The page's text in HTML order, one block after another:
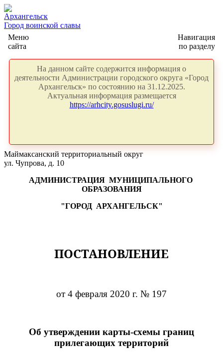
Архангельск
Город воинской славы
Меню
сайта
Навигация
по разделу
На данном сайте содержится информация о
деятельности Администрации городского округа «Город
Архангельск» по состоянию на 31.12.2025.
Актуальная информация размещается
https://arhcity.gosuslugi.ru/
Маймаксанский территориальный округ
ул. Чупрова, д. 10
АДМИНИСТРАЦИЯ МУНИЦИПАЛЬНОГО
ОБРАЗОВАНИЯ
"ГОРОД АРХАНГЕЛЬСК"
ПОСТАНОВЛЕНИЕ
от 4 февраля 2020 г. № 197
Об утверждении карты-схемы границ
прилегающих территорий